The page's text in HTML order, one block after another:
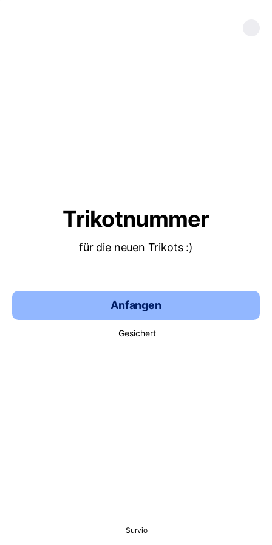
Trikotnummer
für die neuen Trikots :)
Anfangen
Gesichert
Survio